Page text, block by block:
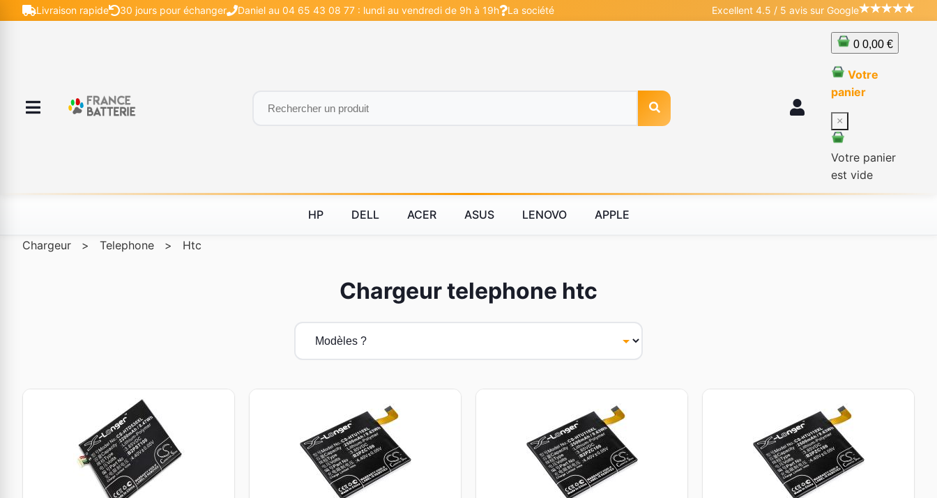
Livraison rapide 30 jours pour échanger Daniel au 04 65 43 08 77 : lundi au vendredi de 9h à 19h La société Excellent 4.5 / 5 avis sur Google
0 0,00 €
Votre
panier
×
Votre panier
est vide
HP DELL ACER ASUS LENOVO APPLE
Chargeur > Telephone > Htc
Chargeur telephone htc